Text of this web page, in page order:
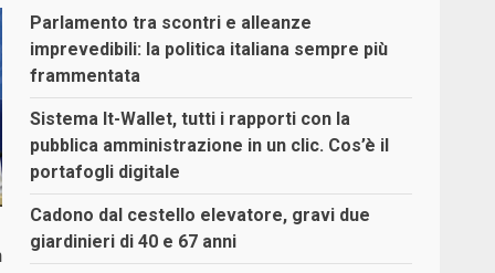
Parlamento tra scontri e alleanze
imprevedibili: la politica italiana sempre più
frammentata
Sistema It-Wallet, tutti i rapporti con la
pubblica amministrazione in un clic. Cos’è il
portafogli digitale
Cadono dal cestello elevatore, gravi due
giardinieri di 40 e 67 anni